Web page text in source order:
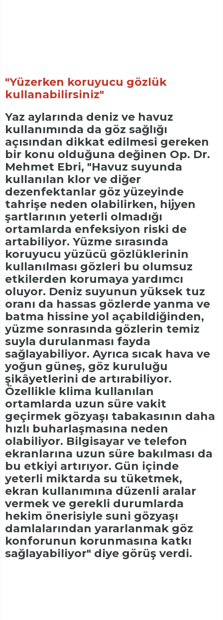
"Yüzerken koruyucu gözlük
kullanabilirsiniz"
Yaz aylarında deniz ve havuz
kullanımında da göz sağlığı
açısından dikkat edilmesi gereken
bir konu olduğuna değinen Op. Dr.
Mehmet Ebri, "Havuz suyunda
kullanılan klor ve diğer
dezenfektanlar göz yüzeyinde
tahrişe neden olabilirken, hijyen
şartlarının yeterli olmadığı
ortamlarda enfeksiyon riski de
artabiliyor. Yüzme sırasında
koruyucu yüzücü gözlüklerinin
kullanılması gözleri bu olumsuz
etkilerden korumaya yardımcı
oluyor. Deniz suyunun yüksek tuz
oranı da hassas gözlerde yanma ve
batma hissine yol açabildiğinden,
yüzme sonrasında gözlerin temiz
suyla durulanması fayda
sağlayabiliyor. Ayrıca sıcak hava ve
yoğun güneş, göz kuruluğu
şikâyetlerini de artırabiliyor.
Özellikle klima kullanılan
ortamlarda uzun süre vakit
geçirmek gözyaşı tabakasının daha
hızlı buharlaşmasına neden
olabiliyor. Bilgisayar ve telefon
ekranlarına uzun süre bakılması da
bu etkiyi artırıyor. Gün içinde
yeterli miktarda su tüketmek,
ekran kullanımına düzenli aralar
vermek ve gerekli durumlarda
hekim önerisiyle suni gözyaşı
damlalarından yararlanmak göz
konforunun korunmasına katkı
sağlayabiliyor" diye görüş verdi.